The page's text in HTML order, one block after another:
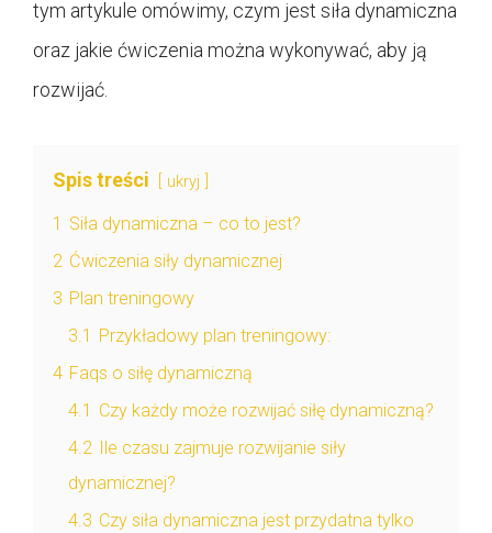
tym artykule omówimy, czym jest siła dynamiczna
oraz jakie ćwiczenia można wykonywać, aby ją
rozwijać.
Spis treści ukryj
1 Siła dynamiczna – co to jest?
2 Ćwiczenia siły dynamicznej
3 Plan treningowy
3.1 Przykładowy plan treningowy:
4 Faqs o siłę dynamiczną
4.1 Czy każdy może rozwijać siłę dynamiczną?
4.2 Ile czasu zajmuje rozwijanie siły
dynamicznej?
4.3 Czy siła dynamiczna jest przydatna tylko